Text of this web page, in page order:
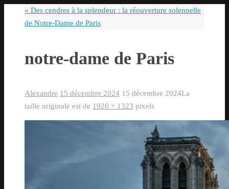
:
« Des cendres à la splendeur : la réouverture solennelle
de Notre-Dame de Paris
notre-dame de Paris
Alexandre 15 décembre 2024 15 décembre 2024La
taille originale est de 1920 × 1323 pixels